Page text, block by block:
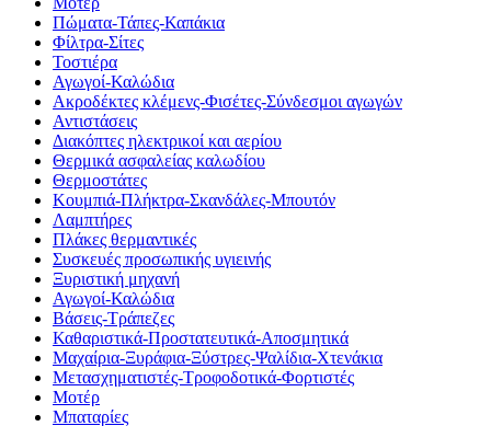
Πώματα-Τάπες-Καπάκια
Φίλτρα-Σίτες
Τοστιέρα
Αγωγοί-Καλώδια
Ακροδέκτες κλέμενς-Φισέτες-Σύνδεσμοι αγωγών
Αντιστάσεις
Διακόπτες ηλεκτρικοί και αερίου
Θερμικά ασφαλείας καλωδίου
Θερμοστάτες
Κουμπιά-Πλήκτρα-Σκανδάλες-Μπουτόν
Λαμπτήρες
Πλάκες θερμαντικές
Συσκευές προσωπικής υγιεινής
Ξυριστική μηχανή
Αγωγοί-Καλώδια
Βάσεις-Τράπεζες
Καθαριστικά-Προστατευτικά-Αποσμητικά
Μαχαίρια-Ξυράφια-Ξύστρες-Ψαλίδια-Χτενάκια
Μετασχηματιστές-Τροφοδοτικά-Φορτιστές
Μοτέρ
Μπαταρίες